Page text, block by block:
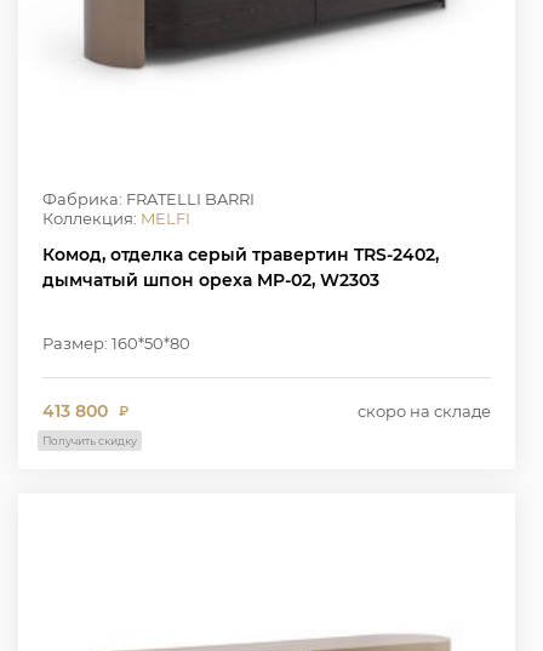
Фабрика: FRATELLI BARRI
Коллекция: MELFI
Комод, отделка серый травертин TRS-2402,
дымчатый шпон ореха MP-02, W2303
Размер: 160*50*80
413 800 ₽ скоро на складе
Получить скидку